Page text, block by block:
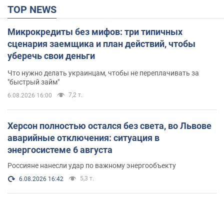
TOP NEWS
Микрокредиты без мифов: три типичных
сценария заемщика и план действий, чтобы
уберечь свои деньги
Что нужно делать украинцам, чтобы не переплачивать за
"быстрый займ"
6.08.2026 16:00 7,2 т.
Херсон полностью остался без света, во Львове
аварийные отключения: ситуация в
энергосистеме 6 августа
Россияне нанесли удар по важному энергообъекту
6.08.2026 16:42 5,3 т.